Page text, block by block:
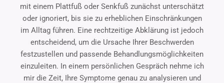
mit einem Plattfuß oder Senkfuß zunächst unterschätzt
oder ignoriert, bis sie zu erheblichen Einschränkungen
im Alltag führen. Eine rechtzeitige Abklärung ist jedoch
entscheidend, um die Ursache Ihrer Beschwerden
festzustellen und passende Behandlungsmöglichkeiten
einzuleiten. In einem persönlichen Gespräch nehme ich
mir die Zeit, Ihre Symptome genau zu analysieren und